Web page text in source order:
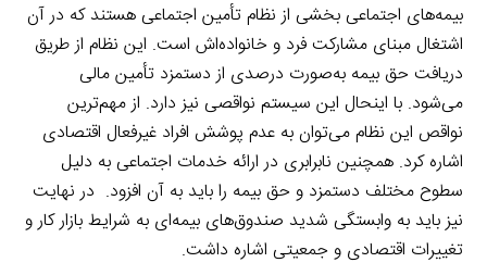
بیمه‌های اجتماعی بخشی از نظام تأمین اجتماعی هستند که در آن
اشتغال مبنای مشارکت فرد و خانواده‌اش است. این نظام از طریق
دریافت حق بیمه به‌صورت درصدی از دستمزد تأمین مالی
می‌شود. با اینحال این سیستم نواقصی نیز دارد. از مهم‌ترین
نواقص این نظام می‌توان به عدم پوشش افراد غیرفعال اقتصادی
اشاره کرد. همچنین نابرابری در ارائه خدمات اجتماعی به دلیل
سطوح مختلف دستمزد و حق بیمه را باید به آن افزود. در نهایت
نیز باید به وابستگی شدید صندوق‌های بیمه‌ای به شرایط بازار کار و
تغییرات اقتصادی و جمعیتی اشاره داشت.